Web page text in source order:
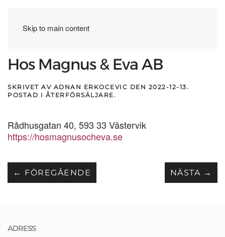
Skip to main content
Hos Magnus & Eva AB
SKRIVET AV ADNAN ERKOCEVIC DEN 2022-12-13.
POSTAD I ÅTERFÖRSÄLJARE.
Rådhusgatan 40, 593 33 Västervik
https://hosmagnusocheva.se
← FÖREGÅENDE NÄSTA →
ADRESS